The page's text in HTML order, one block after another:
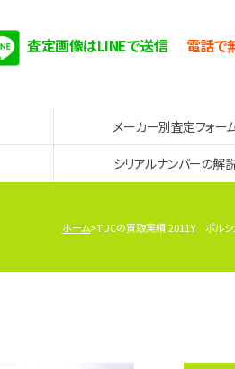
電話で
査定画像はLINEで送信
メーカー別査定フォー
シリアルナンバーの解
ホーム TUCの買取実績 2011Y ポルシ